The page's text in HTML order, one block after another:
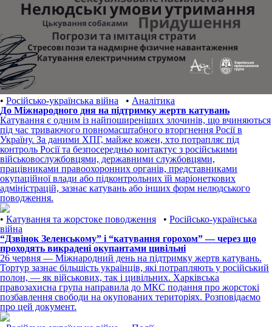
• Російсько-українська війна • Аналітика
До Міжнародного дня на підтримку жертв катувань
Катування є одним із найпоширеніших злочинів, що вчиняються
під час триваючого повномасштабного вторгнення Росії в
Україну. За даними ХПГ, майже кожен, хто потрапляє під
контроль Росії та безпосередньо контактує з російськими
військовослужбовцями, державними службовцями,
працівниками правоохоронних органів, представниками
окупаційної влади або підконтрольних їй маріонеткових
адміністрацій, зазнає катувань або інших форм нелюдського
поводження.
• Катування та жорстоке поводження • Російсько-українська
війна
“Дзвінок Зеленському” і “катування горохом” — через що
проходять викрадені окупантами цивільні
26 червня — Міжнародний день на підтримку жертв катувань.
Тортур зазнає більшість українців, які потрапляють у російський
полон, — як військових, так і цивільних. Харківська
правозахисна група направила до МКС подання про жорстокі
позбавлення свободи на окупованих територіях. Розповідаємо
про цей документ.